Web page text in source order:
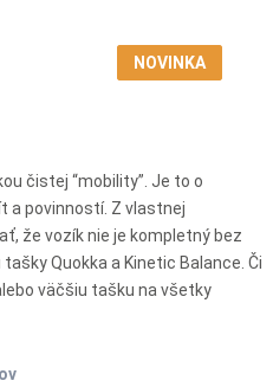
čistej “mobility”. Je to o
a povinností. Z vlastnej
že vozík nie je kompletný bez
Quokka a Kinetic Balance. Či
väčšiu tašku na všetky
NOVINKA
NOVINKA